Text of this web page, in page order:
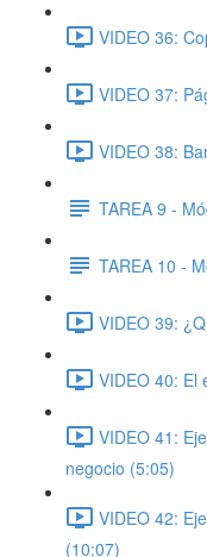
VIDEO 36:
VIDEO 37:
VIDEO 38:
TAREA 9 -
TAREA 10 -
VIDEO 39:
VIDEO 40: El
VIDEO 41:
negocio (5:05)
VIDEO 42:
(10:07)